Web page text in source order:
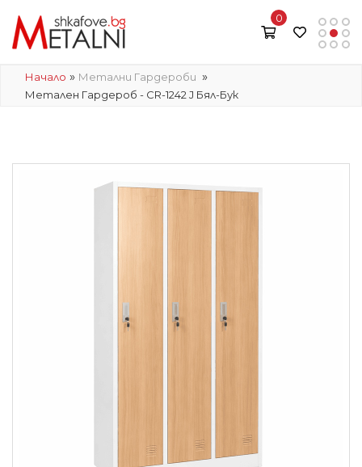
0
Начало » Метални Гардероби »
Метален Гардероб - CR-1242 J Бял-Бук